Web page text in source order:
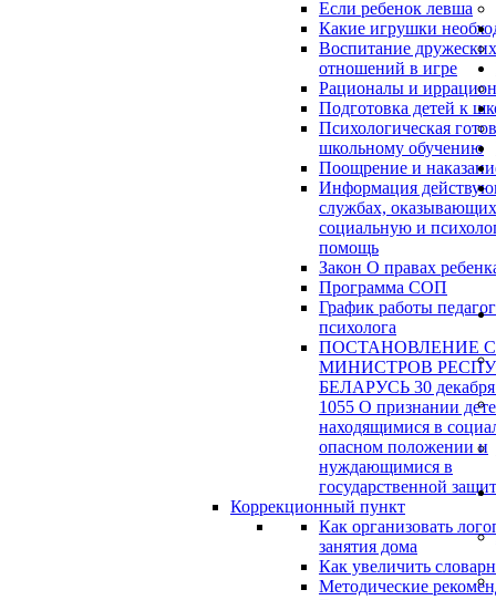
Если ребенок левша
Какие игрушки
Воспитание дружеских
отношений в игре
Рационалы и
Подготовка детей к
Психологическая
школьному обучению
Поощрение и
Информация
службах, оказывающих
социальную и
помощь
Закон О правах
Программа СОП
График работы
психолога
ПОСТАНОВЛЕНИЕ
МИНИСТРОВ
БЕЛАРУСЬ 30
1055 О признании
находящимися в
опасном положении и
нуждающимися в
государственной
Коррекционный пункт
Как организовать
занятия дома
Как увеличить
Методические